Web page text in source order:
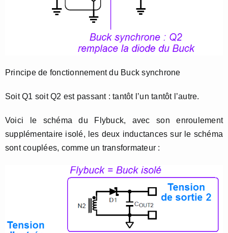
Principe de fonctionnement du Buck synchrone
Soit Q1 soit Q2 est passant : tantôt l’un tantôt l’autre.
Voici le schéma du Flybuck, avec son enroulement
supplémentaire isolé, les deux inductances sur le schéma
sont couplées, comme un transformateur :